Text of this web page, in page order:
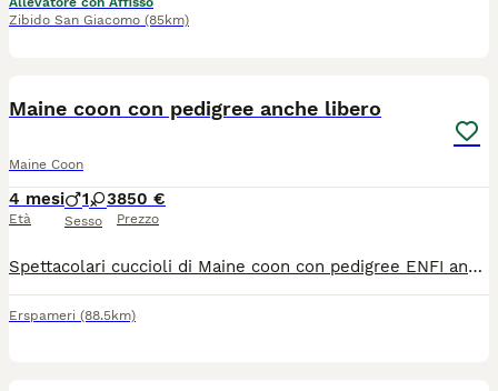
Zibido San Giacomo (85km)
Maine coon con pedigree anche libero
Maine Coon
4 mesi
Età
1 3
Sesso
850 €
Prezzo
Spettacolari cuccioli di Maine coon con pedigree ENFI anche libero!!! I cuccioli sono nati il 24 marzo 2026 e sono già disponibili completi di tutto!!! Genitori testati e certificati!!! Possibilità di consegna!!! Per tutte le informazioni Maria Rosa 3204280348
Erspameri (88.5km)